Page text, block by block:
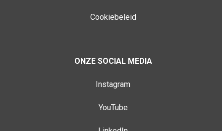
Cookiebeleid
ONZE SOCIAL MEDIA
Instagram
YouTube